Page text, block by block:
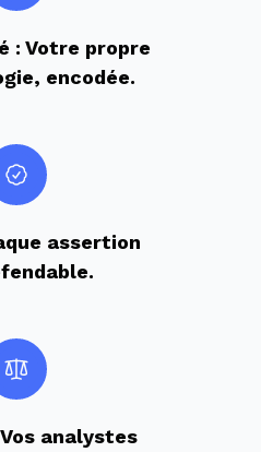
: Votre propre
encodée.
assertion
analystes